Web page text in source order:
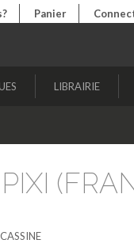
Panier
LIBRAIRIE